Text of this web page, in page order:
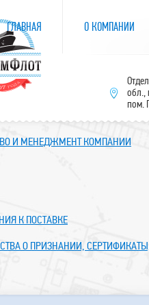
И МЕНЕДЖМЕНТ КОМПАНИИ
К ПОСТАВКЕ
О ПРИЗНАНИИ,
ГЛАВНАЯ О КОМПАНИИ
обл.,
пом.